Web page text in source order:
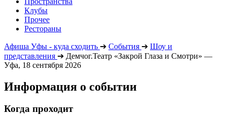
Клубы
Прочее
Рестораны
Афиша Уфы - куда сходить ➔ События ➔ Шоу и
представления ➔ Демчог.Театр «Закрой Глаза и Смотри» —
Уфа, 18 сентября 2026
Информация о событии
Когда проходит